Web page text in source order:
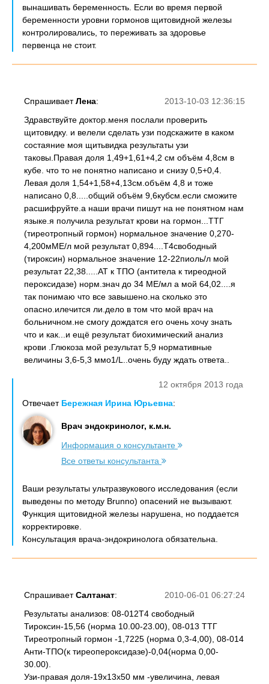
вынашивать беременность. Если во время первой
беременности уровни гормонов щитовидной железы
контролировались, то переживать за здоровье
первенца не стоит.
2013-10-03 12:36:15
СпрашиваетЛена:
Здравствуйте доктор.меня послали проверить
щитовидку. и велели сделать узи подскажите в каком
состаяние моя щитьвидка результаты узи
таковы.Правая доля 1,49+1,61+4,2 см объём 4,8см в
кубе. что то не понятно написано и снизу 0,5+0,4.
Левая доля 1,54+1,58+4,13см.объём 4,8 и тоже
написано 0,8.....общий объём 9,6кубсм.если сможите
расшифруйте.а наши врачи пишут на не понятном нам
языке.я получила результат крови на гормон...ТТГ
(тиреотропный гормон) нормальное значение 0,270-
4,200мМЕ/л мой результат 0,894....Т4свободный
(тироксин) нормальное значение 12-22пиоль/л мой
результат 22,38.....АТ к ТПО (антитела к тиреодной
пероксидазе) норм.знач до 34 МЕ/мл а мой 64,02....я
так понимаю что все завышено.на сколько это
опасно.илечится ли.дело в том что мой врач на
больничном.не смогу дождатся его очень хочу знать
что и как...и ещё результат биохимический анализ
крови .Глюкоза мой результат 5,9 нормативные
величины 3,6-5,3 ммо1/L..очень буду ждать ответа..
12 октября 2013 года
Отвечает Бережная Ирина Юрьевна:
Врач эндокринолог, к.м.н.
Информация о консультанте
Все ответы консультанта
Ваши результаты ультразвукового исследования (если
выведены по методу Brunno) опасений не вызывают.
Функция щитовидной железы нарушена, но поддается
корректировке.
Консультация врача-эндокринолога обязательна.
2010-06-01 06:27:24
СпрашиваетСалтанат:
Результаты анализов: 08-012Т4 свободный
Тироксин-15,56 (норма 10.00-23.00), 08-013 ТТГ
Тиреотропный гормон -1,7225 (норма 0,3-4,00), 08-014
Анти-ТПО(к тиреопероксидазе)-0,04(норма 0,00-
30.00).
Узи-правая доля-19х13х50 мм -увеличина, левая